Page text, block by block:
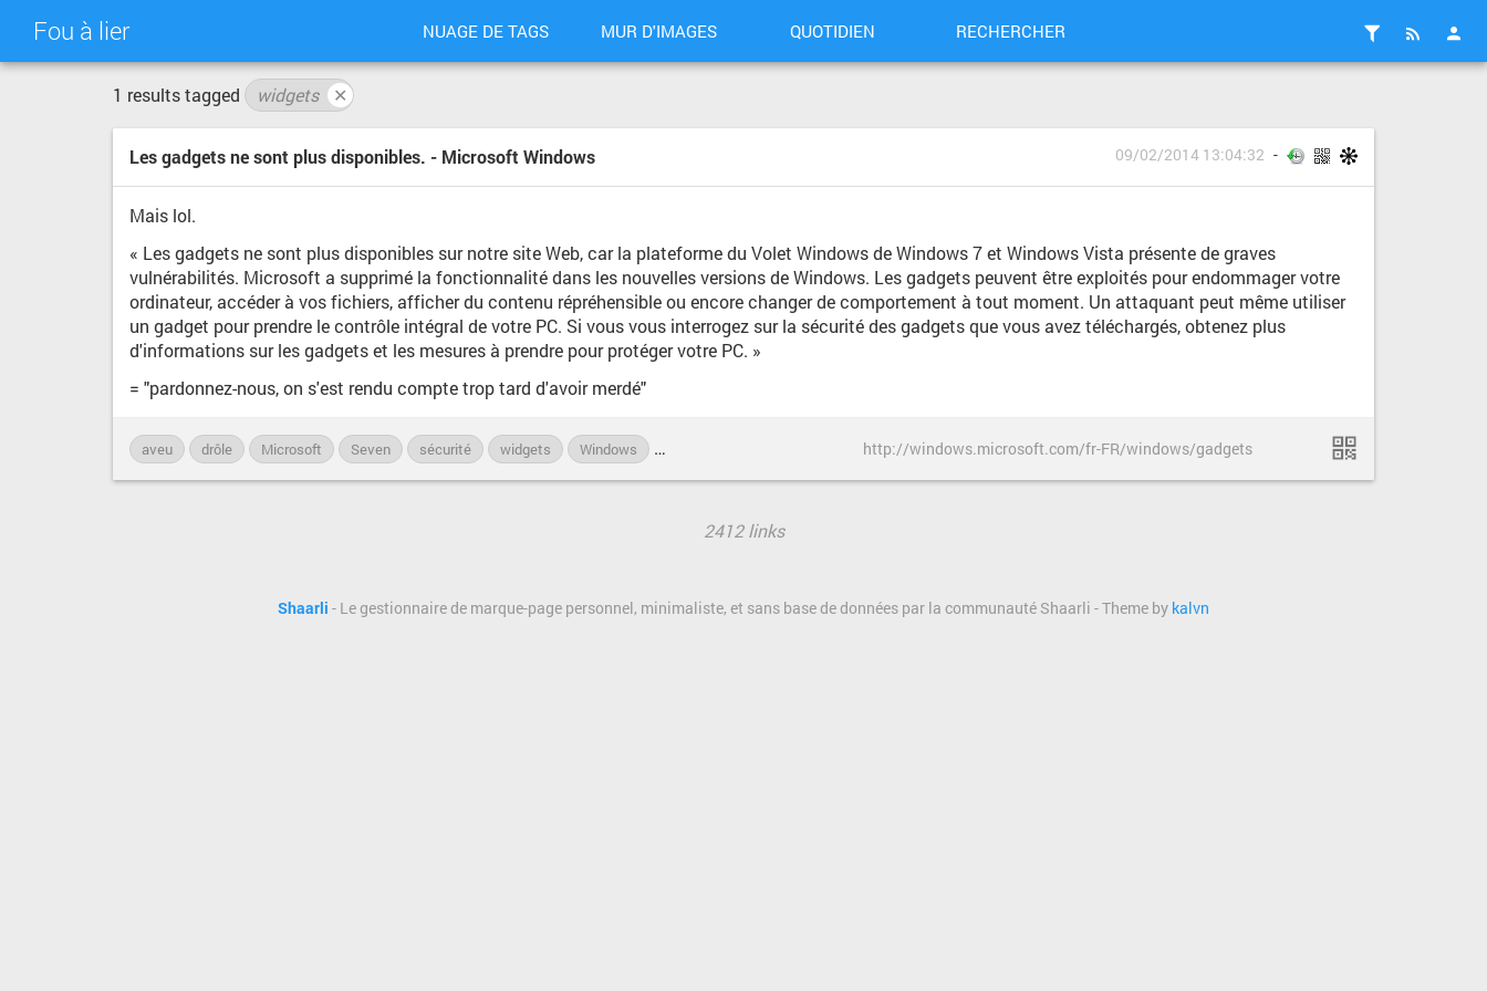
Fou à lier NUAGE DE TAGS MUR D'IMAGES QUOTIDIEN RECHERCHER
1 results tagged widgets ✕
Les gadgets ne sont plus disponibles. - Microsoft Windows 09/02/2014 13:04:32
Mais lol.
« Les gadgets ne sont plus disponibles sur notre site Web, car la plateforme du Volet Windows de Windows 7 et Windows Vista présente de graves
vulnérabilités. Microsoft a supprimé la fonctionnalité dans les nouvelles versions de Windows. Les gadgets peuvent être exploités pour endommager votre
ordinateur, accéder à vos fichiers, afficher du contenu répréhensible ou encore changer de comportement à tout moment. Un attaquant peut même utiliser
un gadget pour prendre le contrôle intégral de votre PC. Si vous vous interrogez sur la sécurité des gadgets que vous avez téléchargés, obtenez plus
d'informations sur les gadgets et les mesures à prendre pour protéger votre PC. »
= "pardonnez-nous, on s'est rendu compte trop tard d'avoir merdé"
aveu drôle Microsoft Seven sécurité widgets Windows http://windows.microsoft.com/fr-FR/windows/gadgets
2412 links
Shaarli - Le gestionnaire de marque-page personnel, minimaliste, et sans base de données par la communauté Shaarli - Theme by kalvn